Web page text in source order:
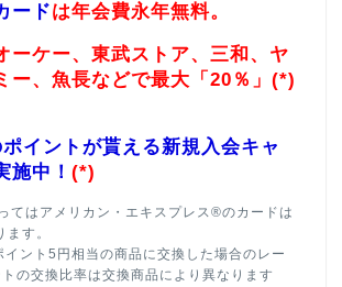
ードは年会費永年無料。
ーケー、東武ストア、三和、ヤ
ー、魚長などで最大「20％」(*)
イントが貰える新規入会キャ
施中！ (*)
てはアメリカン・エキスプレス®のカードは
す。
ント5円相当の商品に交換した場合のレー
の交換比率は交換商品により異なります